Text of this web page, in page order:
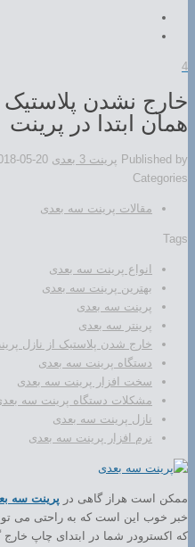
4
خارج نشدن
همان ابتدا در پرینت
Published by پرینت 3 بعدی
05-20
Categories
مقالات پرینت سه بعدی
Tags
انواع پرینت سه بعدی
بهترین پرینت سه بعدی
پرینت سه بعدی
پرینتر سه بعدی
خارج شدن پلاستیک از نازل
دستگاه پرینت سه بعدی
سخت افزار پرینت سه بعدی
مشکلات دستگاه پرینت سه
نازل پرینت سه بعدی
نرم افزار پرینت سه بعدی
ممکن است هراز گاهی در پرینت سه
خبر خوب این است که به راحتی می
که اکسترودر شما در ابتدای چاپ